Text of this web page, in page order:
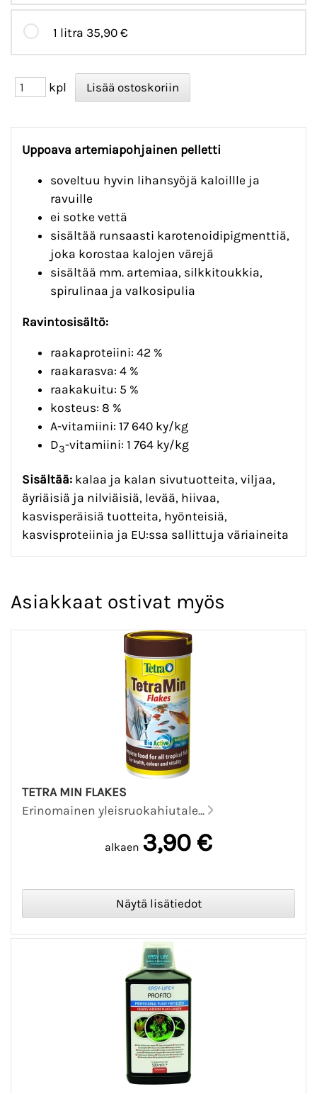
1 litra 35,90 €
kpl
Uppoava artemiapohjainen pelletti
soveltuu hyvin lihansyöjä kaloillle ja
ravuille
ei sotke vettä
sisältää runsaasti karotenoidipigmenttiä,
joka korostaa kalojen värejä
sisältää mm. artemiaa, silkkitoukkia,
spirulinaa ja valkosipulia
Ravintosisältö:
raakaproteiini: 42 %
raakarasva: 4 %
raakakuitu: 5 %
kosteus: 8 %
A-vitamiini: 17 640 ky/kg
D3-vitamiini: 1 764 ky/kg
Sisältää: kalaa ja kalan sivutuotteita, viljaa,
äyriäisiä ja nilviäisiä, levää, hiivaa,
kasvisperäisiä tuotteita, hyönteisiä,
kasvisproteiinia ja EU:ssa sallittuja väriaineita
Asiakkaat ostivat myös
TETRA MIN FLAKES
Erinomainen yleisruokahiutale...
alkaen 3,90 €